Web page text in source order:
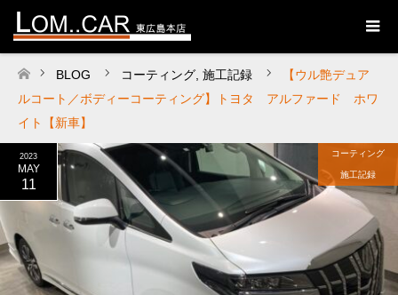
ホーム
BLOG コーティング 施工記録
【ウル艶デュア
ルコート／ボディーコーティング】トヨタ アルファード ホワ
イト【新車】
2023
MAY
11
コーティング
施工記録